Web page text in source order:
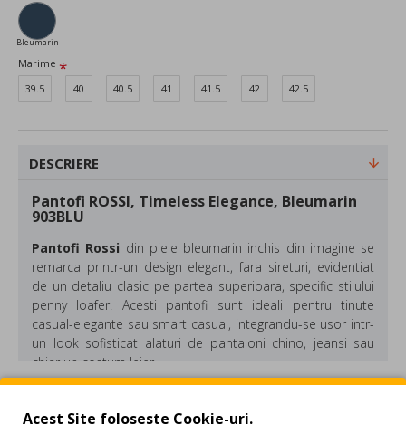
Bleumarin
Marime
39.5
40 40.5 41 41.5 42 42.5
DESCRIERE
Pantofi ROSSI, Timeless Elegance, Bleumarin
903BLU
Pantofi Rossi din piele bleumarin inchis din imagine se
remarca printr-un design elegant, fara sireturi, evidentiat
de un detaliu clasic pe partea superioara, specific stilului
penny loafer. Acesti pantofi sunt ideali pentru tinute
casual-elegante sau smart casual, integrandu-se usor intr-
un look sofisticat alaturi de pantaloni chino, jeansi sau
chiar un costum lejer.
Culoare: Bleumarin
Acest Site foloseste Cookie-uri.